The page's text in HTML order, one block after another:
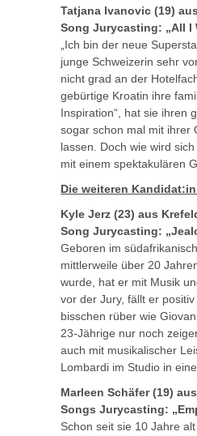
Tatjana Ivanovic (19)
Song Jurycasting: „All I
„Ich bin der neue
junge Schweizerin sehr
nicht grad an der
gebürtige Kroatin ihre
Inspiration“, hat sie ihren
sogar schon mal mit ihrer
lassen. Doch wie wird
mit einem spektakulären
Die weiteren
Kyle Jerz (23) aus
Song Jurycasting:
Geboren im
mittlerweile über 20
wurde, hat er mit Musik
vor der Jury, fällt er
bisschen rüber wie
23-Jährige nur noch
auch mit musikalischer
Lombardi im Studio in
Marleen Schäfer (19)
Songs Jurycasting:
Schon seit sie 10 Jahre